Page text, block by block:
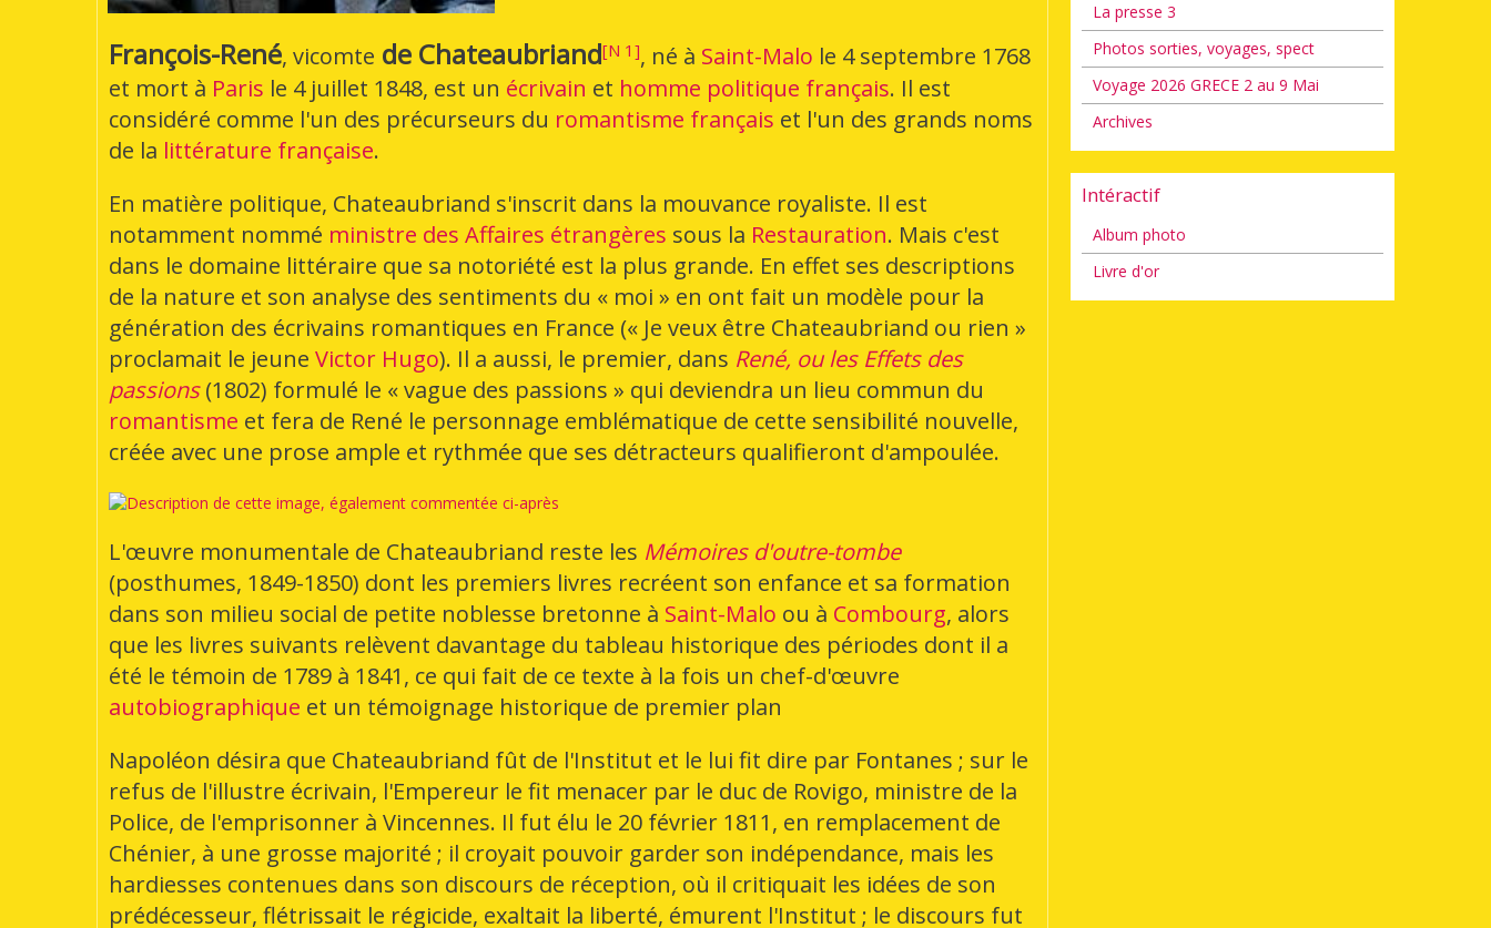
François-René, vicomte de Chateaubriand[N 1 ], né à Saint-Malo le 4 septembre 1768
et mort à Paris le 4 juillet 1848, est un écrivain et homme politique français. Il est
considéré comme l'un des précurseurs du romantisme français et l'un des grands noms
de la littérature française.
En matière politique, Chateaubriand s'inscrit dans la mouvance royaliste. Il est
notamment nommé ministre des Affaires étrangères sous la Restauration. Mais c'est
dans le domaine littéraire que sa notoriété est la plus grande. En effet ses descriptions
de la nature et son analyse des sentiments du « moi » en ont fait un modèle pour la
génération des écrivains romantiques en France (« Je veux être Chateaubriand ou rien »
proclamait le jeune Victor Hugo). Il a aussi, le premier, dans René, ou les Effets des
passions(1802) formulé le « vague des passions » qui deviendra un lieu commun du
romantisme et fera de René le personnage emblématique de cette sensibilité nouvelle,
créée avec une prose ample et rythmée que ses détracteurs qualifieront d'ampoulée.
L'œuvre monumentale de Chateaubriand reste les Mémoires d'outre-tombe
(posthumes, 1849-1850) dont les premiers livres recréent son enfance et sa formation
dans son milieu social de petite noblesse bretonne à Saint-Malo ou à Combourg, alors
que les livres suivants relèvent davantage du tableau historique des périodes dont il a
été le témoin de 1789 à 1841, ce qui fait de ce texte à la fois un chef-d'œuvre
autobiographique et un témoignage historique de premier plan
Napoléon désira que Chateaubriand fût de l'Institut et le lui fit dire par Fontanes ; sur le
refus de l'illustre écrivain, l'Empereur le fit menacer par le duc de Rovigo, ministre de la
Police, de l'emprisonner à Vincennes. Il fut élu le 20 février 1811, en remplacement de
Chénier, à une grosse majorité ; il croyait pouvoir garder son indépendance, mais les
hardiesses contenues dans son discours de réception, où il critiquait les idées de son
prédécesseur, flétrissait le régicide, exaltait la liberté, émurent l'Institut ; le discours fut
La presse 3
Photos sorties, voyages, spect
Voyage 2026 GRECE 2 au 9 Mai
Archives
Intéractif
Album photo
Livre d'or